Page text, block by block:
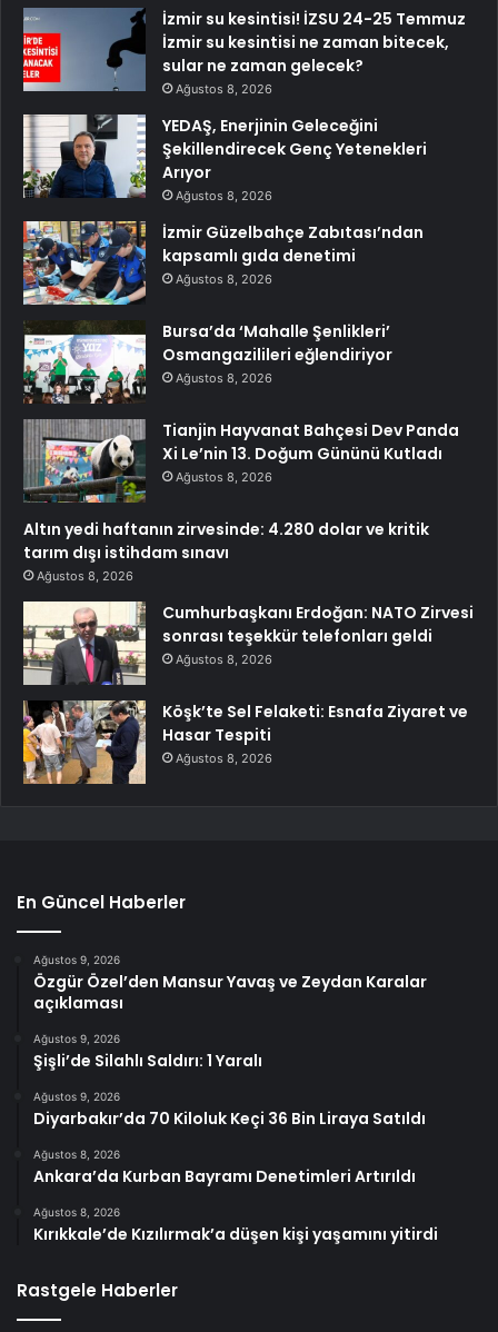
İzmir su kesintisi! İZSU 24-25 Temmuz
İzmir su kesintisi ne zaman bitecek,
sular ne zaman gelecek?
Ağustos 8, 2026
YEDAŞ, Enerjinin Geleceğini
Şekillendirecek Genç Yetenekleri
Arıyor
Ağustos 8, 2026
İzmir Güzelbahçe Zabıtası’ndan
kapsamlı gıda denetimi
Ağustos 8, 2026
Bursa’da ‘Mahalle Şenlikleri’
Osmangazilileri eğlendiriyor
Ağustos 8, 2026
Tianjin Hayvanat Bahçesi Dev Panda
Xi Le’nin 13. Doğum Gününü Kutladı
Ağustos 8, 2026
Altın yedi haftanın zirvesinde: 4.280 dolar ve kritik
tarım dışı istihdam sınavı
Ağustos 8, 2026
Cumhurbaşkanı Erdoğan: NATO Zirvesi
sonrası teşekkür telefonları geldi
Ağustos 8, 2026
Köşk’te Sel Felaketi: Esnafa Ziyaret ve
Hasar Tespiti
Ağustos 8, 2026
En Güncel Haberler
Ağustos 9, 2026
Özgür Özel’den Mansur Yavaş ve Zeydan Karalar
açıklaması
Ağustos 9, 2026
Şişli’de Silahlı Saldırı: 1 Yaralı
Ağustos 9, 2026
Diyarbakır’da 70 Kiloluk Keçi 36 Bin Liraya Satıldı
Ağustos 8, 2026
Ankara’da Kurban Bayramı Denetimleri Artırıldı
Ağustos 8, 2026
Kırıkkale’de Kızılırmak’a düşen kişi yaşamını yitirdi
Rastgele Haberler